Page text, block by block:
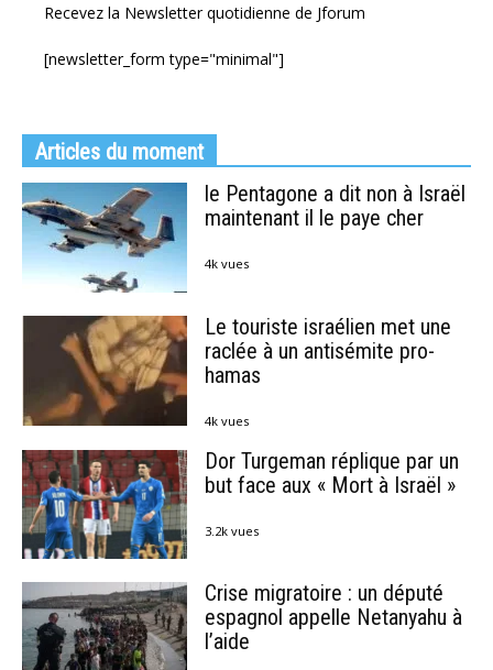
Recevez la Newsletter quotidienne de Jforum
[newsletter_form type="minimal"]
Articles du moment
le Pentagone a dit non à Israël
maintenant il le paye cher
4k vues
Le touriste israélien met une
raclée à un antisémite pro-
hamas
4k vues
Dor Turgeman réplique par un
but face aux « Mort à Israël »
3.2k vues
Crise migratoire : un député
espagnol appelle Netanyahu à
l’aide